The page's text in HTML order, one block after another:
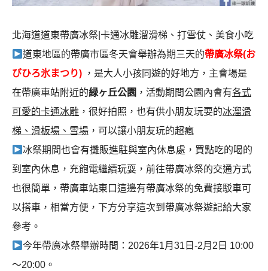
北海道道東帶廣冰祭|卡通冰雕溜滑梯、打雪仗、美食小吃
道東地區的帶廣市區冬天會舉辦為期三天的帶廣冰祭(お
びひろ氷まつり) ，是大人小孩同遊的好地方，主會場是
在帶廣車站附近的緑ヶ丘公園 ，活動期間公園內會有各式
可愛的卡通冰雕 ，很好拍照，也有供小朋友玩耍的冰溜滑
梯、滑板場、雪場 ，可以讓小朋友玩的超瘋
冰祭期間也會有攤販進駐與室內休息處，買點吃的喝的
到室內休息，充飽電繼續玩耍，前往帶廣冰祭的交通方式
也很簡單，帶廣車站東口這邊有帶廣冰祭的免費接駁車可
以搭車，相當方便，下方分享這次到帶廣冰祭遊記給大家
參考。
今年帶廣冰祭舉辦時間：2026年1月31日-2月2日 10:00
～20:00。